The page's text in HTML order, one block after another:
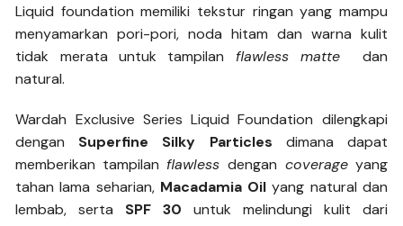
Liquid foundation memiliki tekstur ringan yang mampu
menyamarkan pori-pori, noda hitam dan warna kulit
tidak merata untuk tampilan flawless matte dan
natural.
Wardah Exclusive Series Liquid Foundation dilengkapi
dengan Superfine Silky Particles dimana dapat
memberikan tampilan flawless dengan coverageyang
tahan lama seharian, Macadamia Oil yang natural dan
lembab, serta SPF 30 untuk melindungi kulit dari